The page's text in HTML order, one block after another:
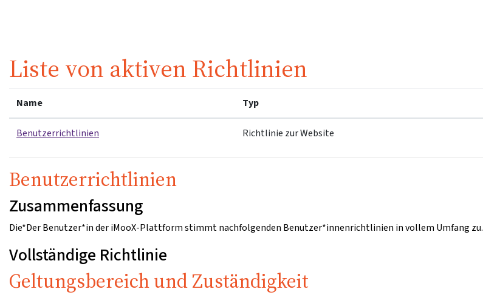
Liste von aktiven Richtlinien
Name Typ
Benutzerrichtlinien Richtlinie zur Website
Benutzerrichtlinien
Zusammenfassung
Die*Der Benutzer*in der iMooX-Plattform stimmt nachfolgenden Benutzer*innenrichtlinien in vollem Umfang zu.
Vollständige Richtlinie
Geltungsbereich und Zuständigkeit